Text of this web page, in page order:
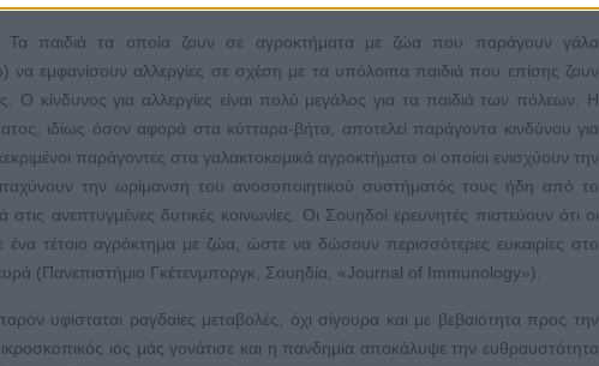
Τα παιδιά τα οποία ζουν σε αγροκτήματα με ζώα που παράγουν γάλα
να εμφανίσουν αλλεργίες σε σχέση με τα υπόλοιπα παιδιά που επίσης ζουν
Ο κίνδυνος για αλλεργίες είναι πολύ μεγάλος για τα παιδιά των πόλεων. Η
ιδίως όσον αφορά στα κύτταρα-βήτα, αποτελεί παράγοντα κινδύνου για
παράγοντες στα γαλακτοκομικά αγροκτήματα οι οποίοι ενισχύουν την
την ωρίμανση του ανοσοποιητικού συστήματός τους ήδη από το
ανεπτυγμένες δυτικές κοινωνίες. Οι Σουηδοί ερευνητές πιστεύουν ότι οι
τέτοιο αγρόκτημα με ζώα, ώστε να δώσουν περισσότερες ευκαιρίες στο
(Πανεπιστήμιο Γκέτενμποργκ, Σουηδία, «Journal of Immunology»).
υφίσταται ραγδαίες μεταβολές, όχι σίγουρα και με βεβαιότητα προς την
ιός μάς γονάτισε και η πανδημία αποκάλυψε την ευθραυστότητα